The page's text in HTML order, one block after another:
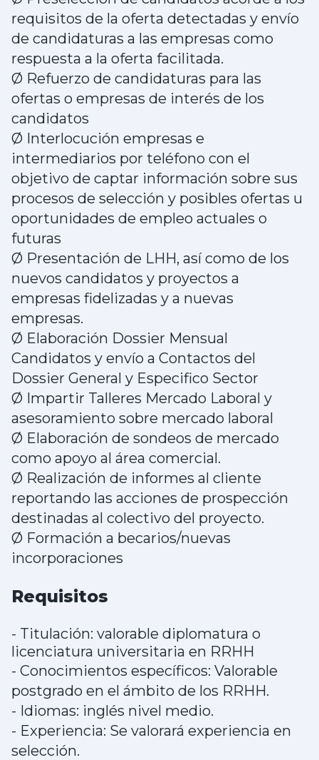
requisitos de la oferta detectadas y envío
de candidaturas a las empresas como
respuesta a la oferta facilitada.
Ø Refuerzo de candidaturas para las
ofertas o empresas de interés de los
candidatos
Ø Interlocución empresas e
intermediarios por teléfono con el
objetivo de captar información sobre sus
procesos de selección y posibles ofertas u
oportunidades de empleo actuales o
futuras
Ø Presentación de LHH, así como de los
nuevos candidatos y proyectos a
empresas fidelizadas y a nuevas
empresas.
Ø Elaboración Dossier Mensual
Candidatos y envío a Contactos del
Dossier General y Especifico Sector
Ø Impartir Talleres Mercado Laboral y
asesoramiento sobre mercado laboral
Ø Elaboración de sondeos de mercado
como apoyo al área comercial.
Ø Realización de informes al cliente
reportando las acciones de prospección
destinadas al colectivo del proyecto.
Ø Formación a becarios/nuevas
incorporaciones
Requisitos
- Titulación: valorable diplomatura o
licenciatura universitaria en RRHH
- Conocimientos específicos: Valorable
postgrado en el ámbito de los RRHH.
- Idiomas: inglés nivel medio.
- Experiencia: Se valorará experiencia en
selección.